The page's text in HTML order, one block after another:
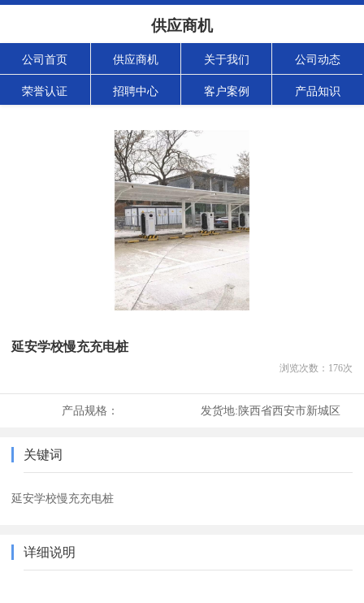
供应商机
公司首页 供应商机 关于我们 公司动态
荣誉认证 招聘中心 客户案例 产品知识
延安学校慢充充电桩
浏览次数： 176次
产品规格： 发货地:陕西省西安市新城区
关键词
延安学校慢充充电桩
详细说明